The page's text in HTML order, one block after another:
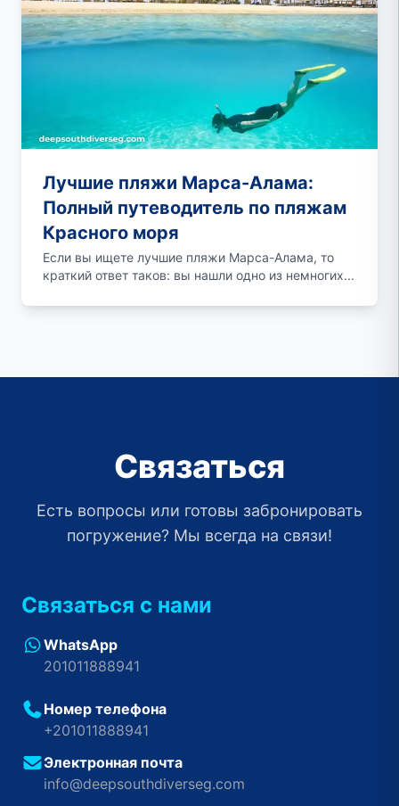
Лучшие пляжи Марса-Алама:
Полный путеводитель по пляжам
Красного моря
Если вы ищете лучшие пляжи Марса-Алама, то
краткий ответ таков: вы нашли одно из немногих...
Связаться
Есть вопросы или готовы забронировать
погружение? Мы всегда на связи!
Связаться с нами
WhatsApp
201011888941
Номер телефона
+201011888941
Электронная почта
info@deepsouthdiverseg.com